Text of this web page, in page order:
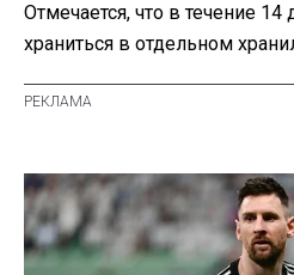
Отмечается, что в течение 14
храниться в отдельном